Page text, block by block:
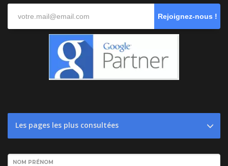
Rejoignez-nous !
Les pages les plus consultées
NOM PRÉNOM